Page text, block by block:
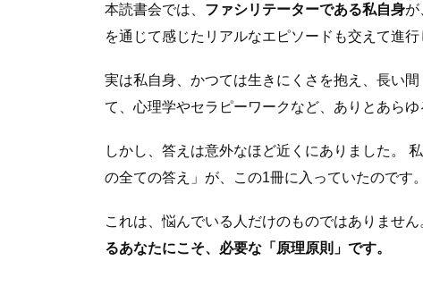
本読書会では、 ファシリテーターである私自身が
を通じて感じたリアルなエピソードも交えて進行
実は私自身、かつては生きにくさを抱え、長い
て、心理学やセラピーワークなど、ありとあらゆ
しかし、答えは意外なほど近くにありました。
の全ての答え」が、この1冊に入っていたのです。
これは、悩んでいる人だけのものではありません
るあなたにこそ、必要な「原理原則」です。